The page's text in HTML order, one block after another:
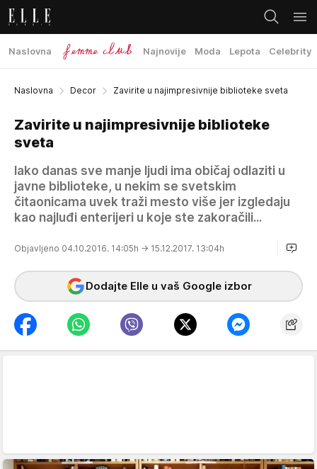
Naslovna Najnovije Moda Lepota Celebrity
Naslovna Decor Zavirite u najimpresivnije biblioteke sveta
Zavirite u najimpresivnije biblioteke
sveta
Iako danas sve manje ljudi ima običaj odlaziti u
javne biblioteke, u nekim se svetskim
čitaonicama uvek traži mesto više jer izgledaju
kao najluđi enterijeri u koje ste zakoračili...
Objavljeno 04.10.2016. 14:05h → 15.12.2017. 13:04h
Dodajte Elle u vaš Google izbor